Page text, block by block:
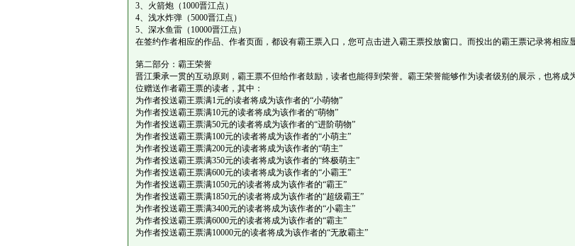
3、火箭炮（1000晋江点）
4、浅水炸弹（5000晋江点）
5、深水鱼雷（10000晋江点）
在签约作者相应的作品、作者页面，都设有霸王票入口，您可点击进入霸王票投放窗口。而投出的霸王票记录将相应
第二部分：霸王荣誉
晋江秉承一贯的互动原则，霸王票不但给作者鼓励，读者也能得到荣誉。霸王荣誉能够作为读者级别的展示，也将
位赠送作者霸王票的读者，其中：
为作者投送霸王票满1元的读者将成为该作者的“小萌物”
为作者投送霸王票满10元的读者将成为该作者的“萌物”
为作者投送霸王票满50元的读者将成为该作者的“进阶萌物”
为作者投送霸王票满100元的读者将成为该作者的“小萌主”
为作者投送霸王票满200元的读者将成为该作者的“萌主”
为作者投送霸王票满350元的读者将成为该作者的“终极萌主”
为作者投送霸王票满600元的读者将成为该作者的“小霸王”
为作者投送霸王票满1050元的读者将成为该作者的“霸王”
为作者投送霸王票满1850元的读者将成为该作者的“超级霸王”
为作者投送霸王票满3400元的读者将成为该作者的“小霸主”
为作者投送霸王票满6000元的读者将成为该作者的“霸主”
为作者投送霸王票满10000元的读者将成为该作者的“无敌霸主”